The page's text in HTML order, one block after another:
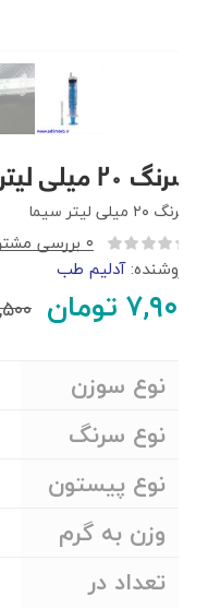
سرنگ ۲۰ میلی لیتر سیما
سرنگ ۲۰ میلی لیتر سیما
۰ بررسی مشتری
فروشنده:آدلیم طب
۷,۹۰۰ تومان ۹,۵۰۰
نوع سوزن
نوع سرنگ
نوع پیستون
وزن به گرم
تعداد در